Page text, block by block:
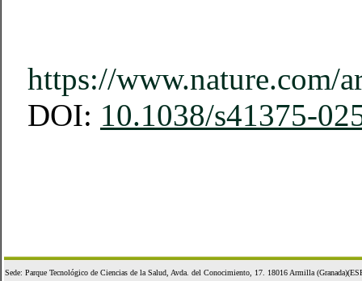
https://www.nature.com/
DOI: 10.1038/s41375-
Sede: Parque Tecnológico de Ciencias de la Salud, Avda. del Conocimiento, 17. 18016 Armilla